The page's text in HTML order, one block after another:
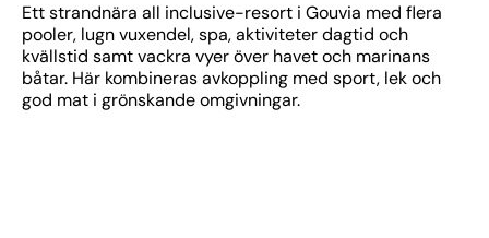
Ett strandnära all inclusive-resort i Gouvia med flera
pooler, lugn vuxendel, spa, aktiviteter dagtid och
kvällstid samt vackra vyer över havet och marinans
båtar. Här kombineras avkoppling med sport, lek och
god mat i grönskande omgivningar.